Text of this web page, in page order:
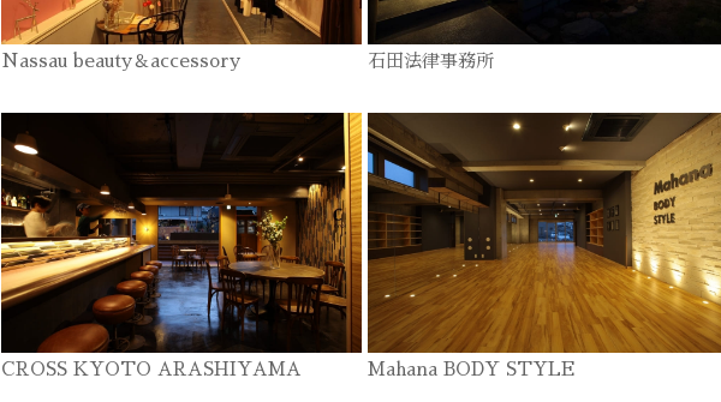
Nassau beauty＆accessory 石田法律事務所
CROSS KYOTO ARASHIYAMA Mahana BODY STYLE